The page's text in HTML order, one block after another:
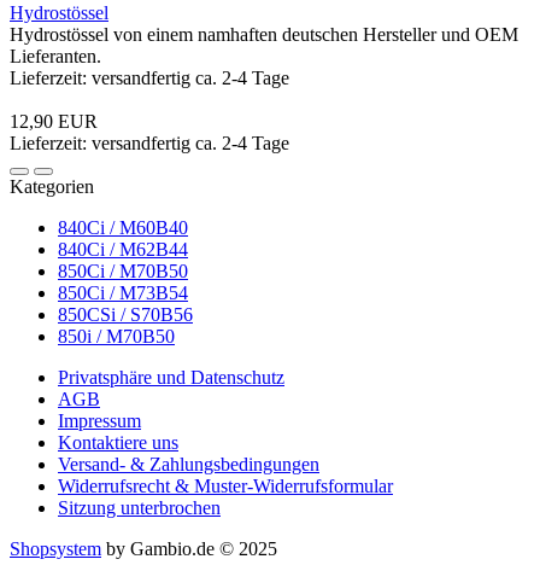
Hydrostössel
Hydrostössel von einem namhaften deutschen Hersteller und OEM
Lieferanten.
Lieferzeit: versandfertig ca. 2-4 Tage
12,90 EUR
Lieferzeit: versandfertig ca. 2-4 Tage
Kategorien
840Ci / M60B40
840Ci / M62B44
850Ci / M70B50
850Ci / M73B54
850CSi / S70B56
850i / M70B50
Privatsphäre und Datenschutz
AGB
Impressum
Kontaktiere uns
Versand- & Zahlungsbedingungen
Widerrufsrecht & Muster-Widerrufsformular
Sitzung unterbrochen
Shopsystem by Gambio.de © 2025